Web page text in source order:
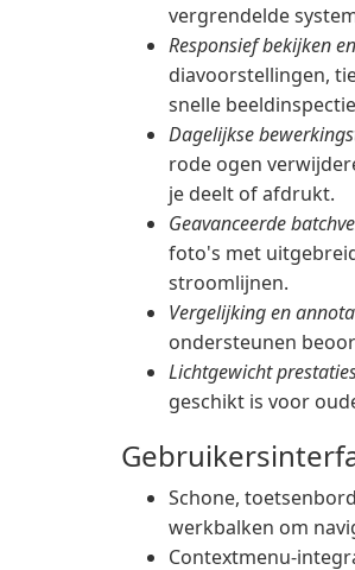
vergrendelde
Responsief bekijken
diavoorstellingen,
snelle
Dagelijkse
rode ogen
je deelt of afdrukt.
Geavanceerde
foto's met
stroomlijnen.
Vergelijking en
ondersteunen
Lichtgewicht
geschikt is voor
Schone,
werkbalken om
Contextmenu-